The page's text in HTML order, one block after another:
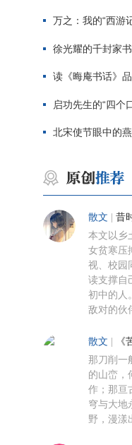
万之：我的“西游
徐光耀的千封家
读《晦庵书话》
启功先生的“四个
北宋使节眼中的
散文 昔
本文以乡
女贫寒压
视、校园
读支撑自
初中的人
敌对的伙
散文 《
那刀削一
的山峦，
作；那亘
穹与大
野，漫漾